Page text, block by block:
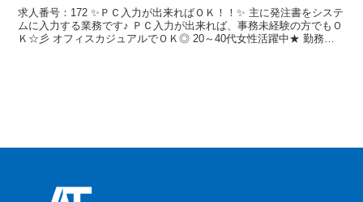
求人番号：172 ✨ＰＣ入力が出来ればＯＫ！！✨ 主に発注書をシステ
ムに入力する業務です♪ ＰＣ入力が出来れば、事務未経験の方でもＯ
Ｋ☆彡 オフィスカジュアルでＯＫ◎ 20～40代女性活躍中★ 勤務地